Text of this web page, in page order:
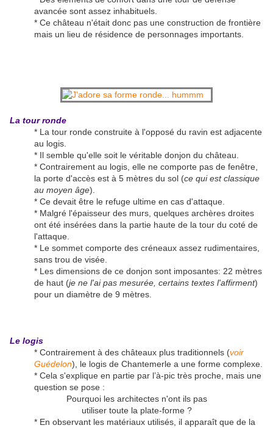
avancée sont assez inhabituels.
* Ce château n'était donc pas une construction de frontière
mais un lieu de résidence de personnages importants.
La tour ronde
* La tour ronde construite à l'opposé du ravin est adjacente
au logis.
* Il semble qu'elle soit le véritable donjon du château.
* Contrairement au logis, elle ne comporte pas de fenêtre,
la porte d'accès est à 5 mètres du sol (ce qui est classique
au moyen âge).
* Ce devait être le refuge ultime en cas d'attaque.
* Malgré l'épaisseur des murs, quelques archères droites
ont été insérées dans la partie haute de la tour du coté de
l'attaque.
* Le sommet comporte des créneaux assez rudimentaires,
sans trou de visée.
* Les dimensions de ce donjon sont imposantes: 22 mètres
de haut (je ne l'ai pas mesurée, certains textes l'affirment)
pour un diamètre de 9 mètres.
Le logis
* Contrairement à des châteaux plus traditionnels (voir
Guédelon), le logis de Chantemerle a une forme complexe.
* Cela s'explique en partie par l’à-pic très proche, mais une
question se pose :
Pourquoi les architectes n'ont ils pas
utiliser toute la plate-forme ?
* En observant les matériaux utilisés, il apparaît que de la